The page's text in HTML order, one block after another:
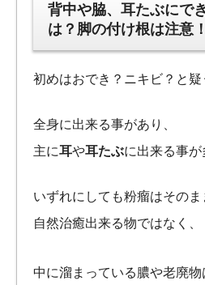
背中や脇、耳たぶにで
は？脚の付け根は注意！
初めはおでき？ニキビ？と疑
全身に出来る事があり、
主に耳や耳たぶに出来る事が
いずれにしても粉瘤はそのま
自然治癒出来る物ではなく、
中に溜まっている膿や老廃物